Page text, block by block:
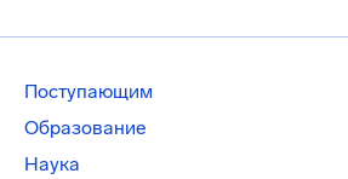
Поступающим
Образование
Наука